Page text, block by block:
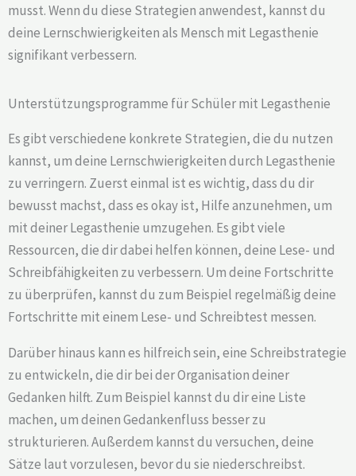
musst. Wenn du diese Strategien anwendest, kannst du
deine Lernschwierigkeiten als Mensch mit Legasthenie
signifikant verbessern.
Unterstützungsprogramme für Schüler mit Legasthenie
Es gibt verschiedene konkrete Strategien, die du nutzen
kannst, um deine Lernschwierigkeiten durch Legasthenie
zu verringern. Zuerst einmal ist es wichtig, dass du dir
bewusst machst, dass es okay ist, Hilfe anzunehmen, um
mit deiner Legasthenie umzugehen. Es gibt viele
Ressourcen, die dir dabei helfen können, deine Lese- und
Schreibfähigkeiten zu verbessern. Um deine Fortschritte
zu überprüfen, kannst du zum Beispiel regelmäßig deine
Fortschritte mit einem Lese- und Schreibtest messen.
Darüber hinaus kann es hilfreich sein, eine Schreibstrategie
zu entwickeln, die dir bei der Organisation deiner
Gedanken hilft. Zum Beispiel kannst du dir eine Liste
machen, um deinen Gedankenfluss besser zu
strukturieren. Außerdem kannst du versuchen, deine
Sätze laut vorzulesen, bevor du sie niederschreibst.